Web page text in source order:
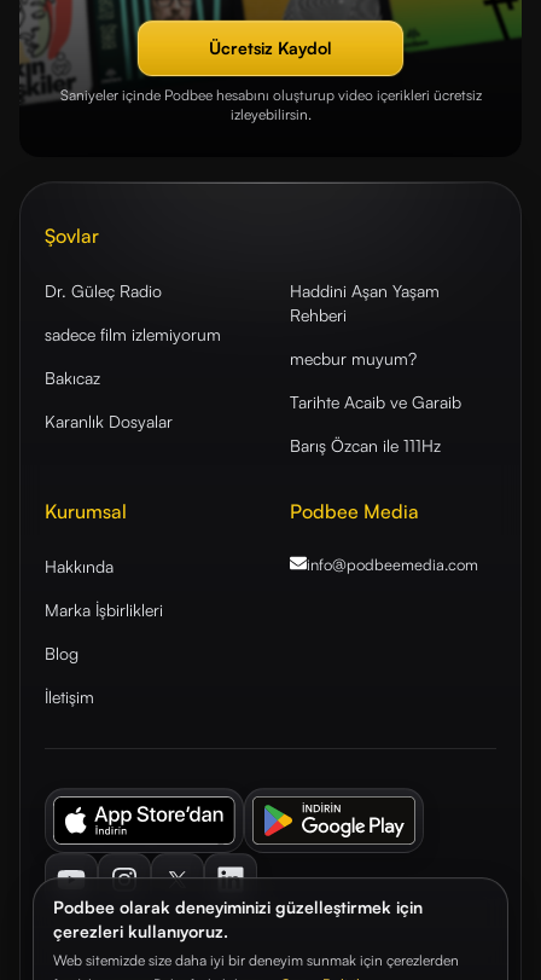
Podbee olarak deneyiminizi güzelleştirmek için
çerezleri kullanıyoruz.
Web sitemizde size daha iyi bir deneyim sunmak için çerezlerden
Ücretsiz Kaydol
Saniyeler içinde Podbee hesabını oluşturup video içerikleri ücretsiz
izleyebilirsin.
Şovlar
Dr. Güleç Radio
sadece film izlemiyorum
Bakıcaz
Karanlık Dosyalar
Haddini Aşan Yaşam
Rehberi
mecbur muyum?
Tarihte Acaib ve Garaib
Barış Özcan ile 111Hz
Kurumsal
Hakkında
Marka İşbirlikleri
Blog
İletişim
Podbee Media
info@podbeemedia.com